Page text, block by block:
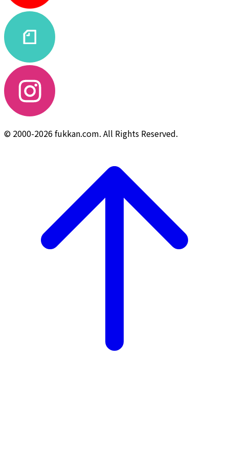
© 2000-2026 fukkan.com. All Rights Reserved.